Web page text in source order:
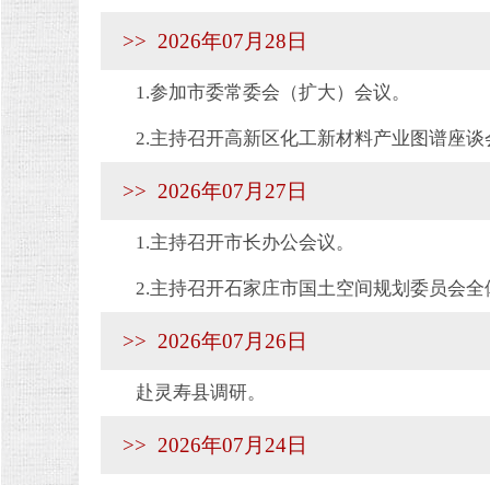
>> 2026年07月28日
1.参加市委常委会（扩大）会议。
2.主持召开高新区化工新材料产业图谱座谈
>> 2026年07月27日
1.主持召开市长办公会议。
2.主持召开石家庄市国土空间规划委员会全
>> 2026年07月26日
赴灵寿县调研。
>> 2026年07月24日